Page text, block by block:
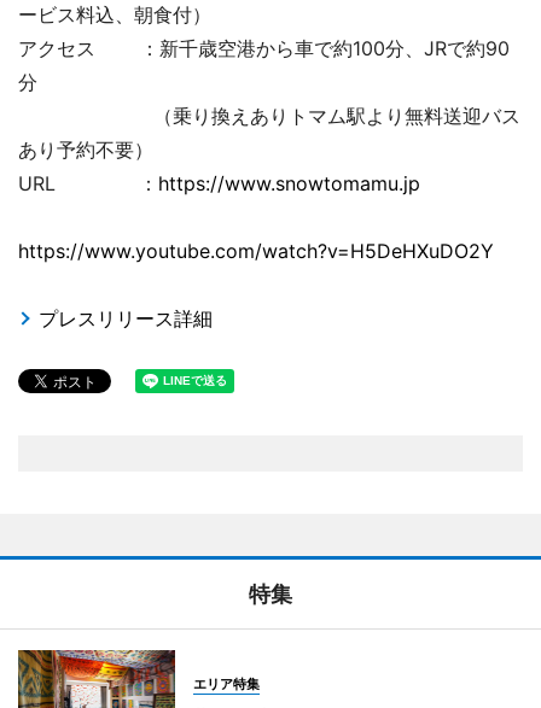
ービス料込、朝食付）
アクセス ：新千歳空港から車で約100分、JRで約90
分
（乗り換えありトマム駅より無料送迎バス
あり予約不要）
URL ： https://www.snowtomamu.jp
https://www.youtube.com/watch?v=H5DeHXuDO2Y
プレスリリース詳細
特集
エリア特集